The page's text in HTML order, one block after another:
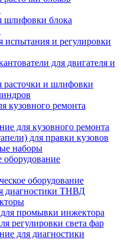
шлифовки блока
испытания и регулировки
для двигателя и
расточки и шлифовки
кузовного ремонта
для кузовного ремонта
для правки кузовов
наборы
оборудование
оборудование
диагностики ТНВД
промывки инжектора
регулировки света фар
для диагностики